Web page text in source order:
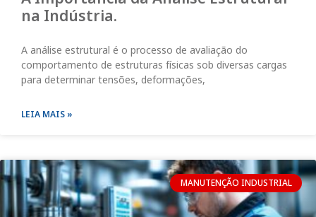
na Indústria.
A análise estrutural é o processo de avaliação do
comportamento de estruturas físicas sob diversas cargas
para determinar tensões, deformações,
LEIA MAIS »
MANUTENÇÃO INDUSTRIAL